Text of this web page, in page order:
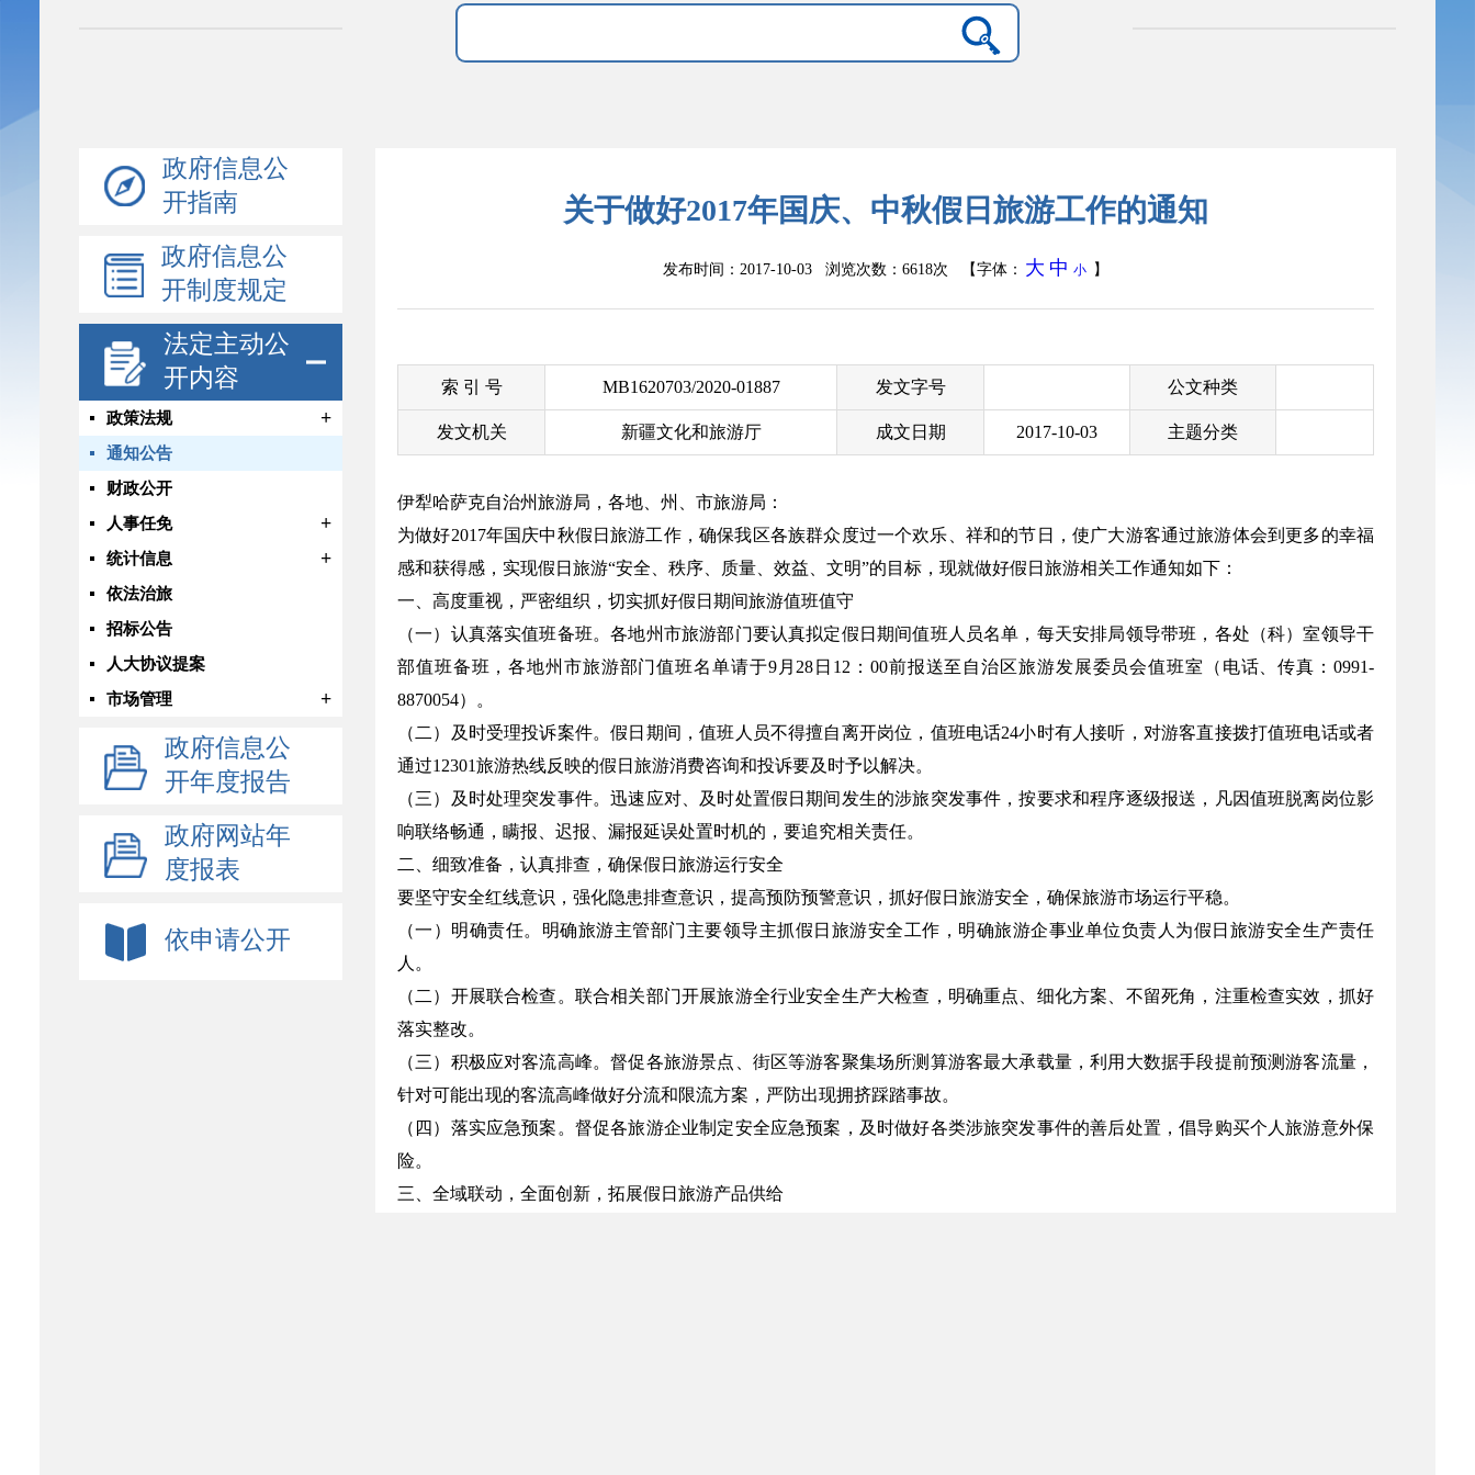
政府信息公
开指南
政府信息公
开制度规定
法定主动公
开内容
政策法规 +
通知公告
财政公开
人事任免
+
统计信息 +
依法治旅
招标公告
人大协议提案
市场管理
+
政府信息公
开年度报告
政府网站年
度报表
依申请公开
关于做好2017年国庆、中秋假日旅游工作的通知
发布时间：2017-10-03 浏览次数： 6618次 【字体： 大 中 小 】
索 引 号 MB1620703/2020-01887 发文字号 公文种类
发文机关 新疆文化和旅游厅 成文日期 2017-10-03 主题分类
伊犁哈萨克自治州旅游局，各地、州、市旅游局：
为做好2017年国庆中秋假日旅游工作，确保我区各族群众度过一个欢乐、祥和的节日，使广大游客通过旅游体会到更多的幸福
感和获得感，实现假日旅游“安全、秩序、质量、效益、文明”的目标，现就做好假日旅游相关工作通知如下：
一、高度重视，严密组织，切实抓好假日期间旅游值班值守
（一）认真落实值班备班。各地州市旅游部门要认真拟定假日期间值班人员名单，每天安排局领导带班，各处（科）室领导干
部值班备班，各地州市旅游部门值班名单请于9月28日12：00前报送至自治区旅游发展委员会值班室（电话、传真：0991-
8870054）。
（二）及时受理投诉案件。假日期间，值班人员不得擅自离开岗位，值班电话24小时有人接听，对游客直接拨打值班电话或者
通过12301旅游热线反映的假日旅游消费咨询和投诉要及时予以解决。
（三）及时处理突发事件。迅速应对、及时处置假日期间发生的涉旅突发事件，按要求和程序逐级报送，凡因值班脱离岗位影
响联络畅通，瞒报、迟报、漏报延误处置时机的，要追究相关责任。
二、细致准备，认真排查，确保假日旅游运行安全
要坚守安全红线意识，强化隐患排查意识，提高预防预警意识，抓好假日旅游安全，确保旅游市场运行平稳。
（一）明确责任。明确旅游主管部门主要领导主抓假日旅游安全工作，明确旅游企事业单位负责人为假日旅游安全生产责任
人。
（二）开展联合检查。联合相关部门开展旅游全行业安全生产大检查，明确重点、细化方案、不留死角，注重检查实效，抓好
落实整改。
（三）积极应对客流高峰。督促各旅游景点、街区等游客聚集场所测算游客最大承载量，利用大数据手段提前预测游客流量，
针对可能出现的客流高峰做好分流和限流方案，严防出现拥挤踩踏事故。
（四）落实应急预案。督促各旅游企业制定安全应急预案，及时做好各类涉旅突发事件的善后处置，倡导购买个人旅游意外保
险。
三、全域联动，全面创新，拓展假日旅游产品供给